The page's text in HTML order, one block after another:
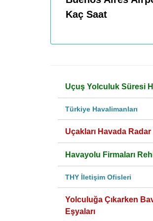
Kaç Saat
Uçuş Yolculuk Süresi
Türkiye Havalimanları
Uçakları Havada
Havayolu Firmaları
THY İletişim Ofisleri
Yolculuğa Çıkarken
Eşyaları